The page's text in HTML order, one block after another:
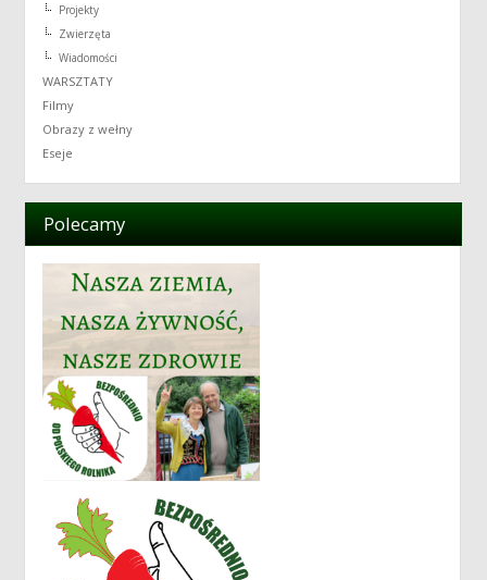
Projekty
Zwierzęta
Wiadomości
WARSZTATY
Filmy
Obrazy z wełny
Eseje
Polecamy